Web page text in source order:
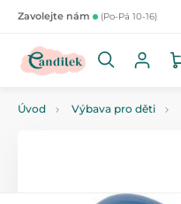
Zavolejte nám (Po-Pá 10-16)
Úvod Výbava pro děti